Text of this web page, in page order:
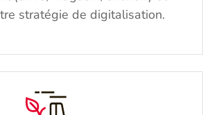
stratégie de digitalisation.